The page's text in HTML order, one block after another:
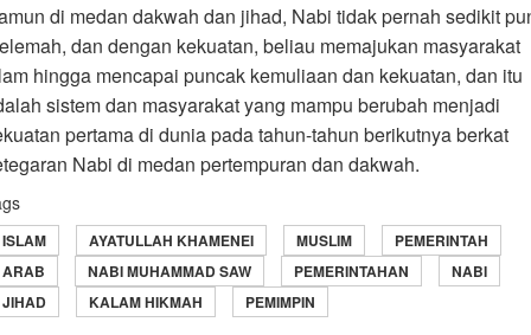
di medan dakwah dan jihad, Nabi tidak pernah sedikit
dan dengan kekuatan, beliau memajukan masyarakat
hingga mencapai puncak kemuliaan dan kekuatan, dan itu
sistem dan masyarakat yang mampu berubah menjadi
pertama di dunia pada tahun-tahun berikutnya berkat
Nabi di medan pertempuran dan dakwah.
ISLAM AYATULLAH KHAMENEI MUSLIM
PEMERINTAH
ARAB
NABI MUHAMMAD SAW PEMERINTAHAN
NABI
JIHAD
KALAM HIKMAH PEMIMPIN